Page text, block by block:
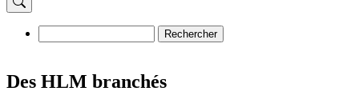
Rechercher
Des HLM branchés